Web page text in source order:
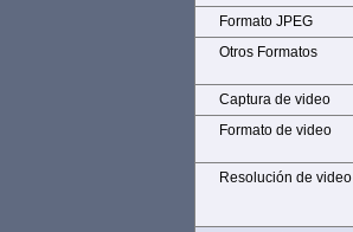
Formato JPEG
Otros Formatos
Captura de video
Formato de video
Resolución de video
Formato JPEG
Otros Formatos
Captura de video
Formato de video
Resolución de video